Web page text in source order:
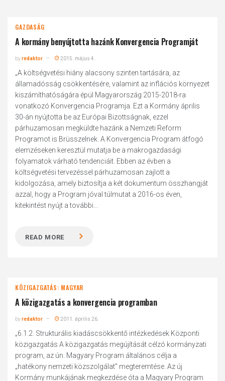
GAZDASÁG
A kormány benyújtotta hazánk Konvergencia Programját
byredaktor 2015. május 4.
„A költségvetési hiány alacsony szinten tartására, az
államadósság csökkentésére, valamint az inflációs környezet
kiszámíthatóságára épül Magyarország 2015-2018-ra
vonatkozó Konvergencia Programja. Ezt a Kormány április
30-án nyújtotta be az Európai Bizottságnak, ezzel
párhuzamosan megküldte hazánk a Nemzeti Reform
Programot is Brüsszelnek. A Konvergencia Program átfogó
elemzéseken keresztül mutatja be a makrogazdasági
folyamatok várható tendenciáit. Ebben az évben a
költségvetési tervezéssel párhuzamosan zajlott a
kidolgozása, amely biztosítja a két dokumentum összhangját
azzal, hogy a Program jóval túlmutat a 2016-os éven,
kitekintést nyújt a további...
READ MORE
KÖZIGAZGATÁS: MAGYAR
A közigazgatás a konvergencia programban
byredaktor 2011. április 26.
„6.1.2. Strukturális kiadáscsökkentő intézkedések Központi
közigazgatás A közigazgatás megújítását célzó kormányzati
program, az ún. Magyary Program általános célja a
„hatékony nemzeti közszolgálat” megteremtése. Az új
Kormány munkájának megkezdése óta a Magyary Program